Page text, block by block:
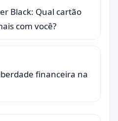
Black: Qual cartão
com você?
financeira na